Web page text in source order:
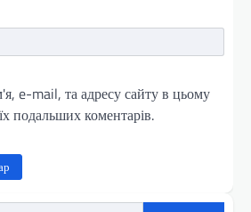
e-mail, та адресу сайту в цьому
подальших коментарів.